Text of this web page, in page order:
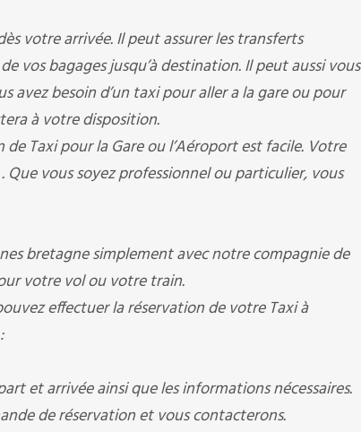
votre arrivée. Il peut assurer les transferts
vos bagages jusqu’à destination. Il peut aussi vous
besoin d’un taxi pour aller a la gare ou pour
à votre disposition.
de Taxi pour la Gare ou l’Aéroport est facile. Votre
vous soyez professionnel ou particulier, vous
bretagne simplement avec notre compagnie de
votre vol ou votre train.
effectuer la réservation de votre Taxi à
et arrivée ainsi que les informations nécessaires.
de réservation et vous contacterons.